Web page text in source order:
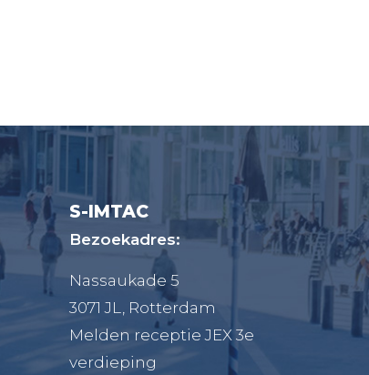
S-IMTAC
Bezoekadres:
Nassaukade 5
3071 JL, Rotterdam
Melden receptie JEX 3e
verdieping